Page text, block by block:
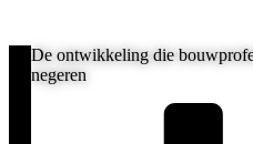
De ontwikkeling die
negeren